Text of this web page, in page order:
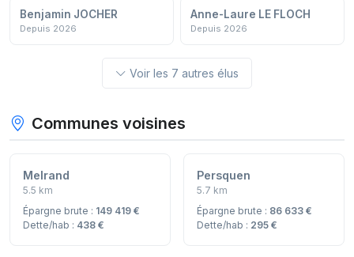
Benjamin JOCHER
Depuis 2026
Anne-Laure LE FLOCH
Depuis 2026
Voir les 7 autres élus
Communes voisines
Melrand
5.5 km
Épargne brute : 149 419 €
Dette/hab : 438 €
Persquen
5.7 km
Épargne brute : 86 633 €
Dette/hab : 295 €